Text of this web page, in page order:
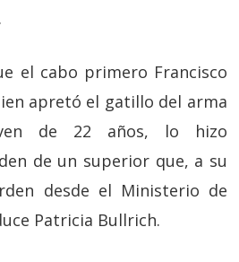
el cabo primero Francisco
apretó el gatillo del arma
de 22 años, lo hizo
de un superior que, a su
desde el Ministerio de
Patricia Bullrich.